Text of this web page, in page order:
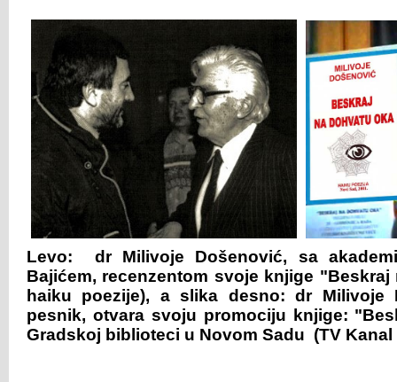
Levo: dr Milivoje Došenović, sa
Bajićem, recenzentom svoje knjige
haiku poezije), a slika desno: dr Milivoje
pesnik, otvara svoju promociju knjige:
Gradskoj biblioteci u Novom Sadu (TV Kanal